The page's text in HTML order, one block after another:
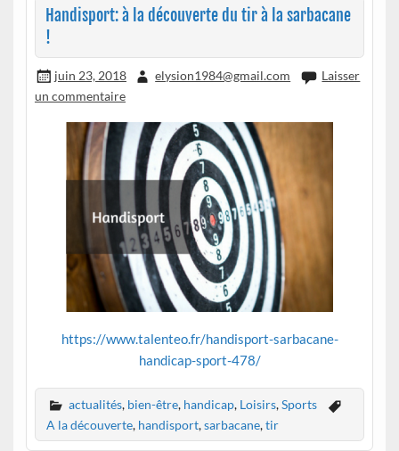
Handisport: à la découverte du tir à la sarbacane
!
juin 23, 2018 elysion1984@gmail.com
Laisser
un commentaire
https://www.talenteo.fr/handisport-sarbacane-
handicap-sport-478/
actualités, bien-être, handicap, Loisirs,Sports
A la découverte, handisport,sarbacane,tir